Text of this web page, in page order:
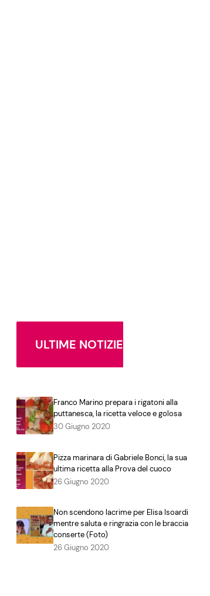
ULTIME NOTIZIE
Franco Marino prepara i rigatoni alla
puttanesca, la ricetta veloce e golosa
30 Giugno 2020
Pizza marinara di Gabriele Bonci, la sua
ultima ricetta alla Prova del cuoco
26 Giugno 2020
Non scendono lacrime per Elisa Isoardi
mentre saluta e ringrazia con le braccia
conserte (Foto)
26 Giugno 2020